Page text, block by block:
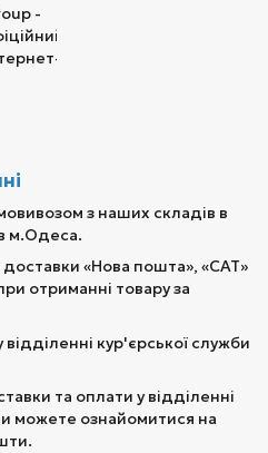
з наших складів в
м.Одеса.
«Нова пошта», «САТ»
отриманні товару за
кур'єрської служби
та оплати у відділенні
можете ознайомитися на